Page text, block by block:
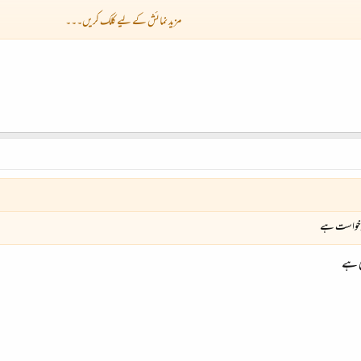
مزید نمائش کے لیے کلک کریں۔۔۔
ہے
ہے